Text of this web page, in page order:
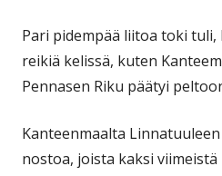
Pari pidempää liitoa toki
reikiä kelissä, kuten
Pennasen Riku päätyi
Kanteenmaalta
nostoa, joista kaksi